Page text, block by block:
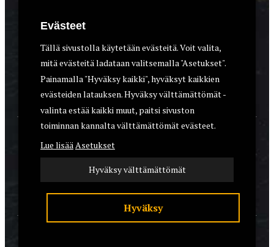
ASEET & OPTIIKKA
VARUSTEET
KOIRAT
YHTEYSTIEDOT
REKISTERISELOSTE
EVÄSTEET
Evästeet
Tällä sivustolla käytetään evästeitä. Voit valita,
mitä evästeitä ladataan valitsemalla "Asetukset".
Painamalla "Hyväksy kaikki", hyväksyt kaikkien
evästeiden latauksen. Hyväksy välttämättömät -
valinta estää kaikki muut, paitsi sivuston
toiminnan kannalta välttämättömät evästeet.
Lue lisääAsetukset
Hyväksy välttämättömät
Hyväksy